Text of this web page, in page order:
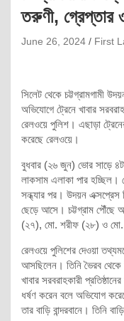
তরুণী, গ্রেপ্তার
June 26, 2024 First
সিলেট থেকে চট্টগ্রামগামী
অভিযোগে ট্রেনে খাবার
রেলওয়ে পুলিশ। এছাড়া
করেছে রেলওয়ে।
বুধবার (২৬ জুন) ভোর সাড়ে
লাকসাম এলাকা পার হচ্ছিল।
সন্ধ্যার পর। উদয়ন এক্সপ্রেস
ছেড়ে আসে। চট্টগ্রাম
(২৭), মো. শরীফ (২৮) ও মো.
রেলওয়ে পুলিশের দেওয়া
আসছিলেন। তিনি ভৈরব
খাবার সরবরাহকারী
ধর্ষণ করেন বলে অভিযোগ
তার বাড়ি বান্দরবানে। তিনি